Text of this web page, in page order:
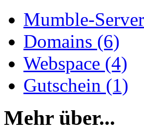
Mumble-
Domains (6)
Webspace (4)
Gutschein (1)
Mehr über...